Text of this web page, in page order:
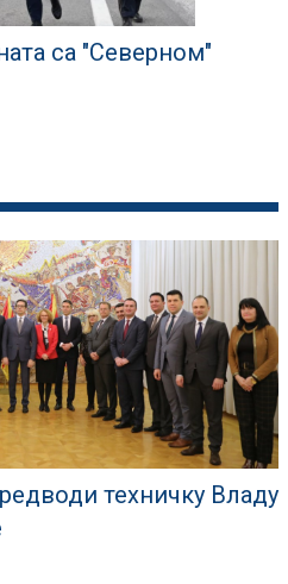
са "Северном"
техничку Владу